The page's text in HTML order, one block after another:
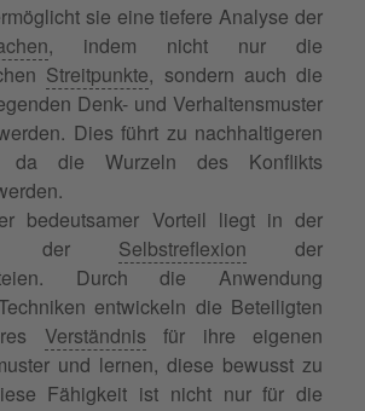
sie eine tiefere Analyse der
, indem nicht nur die
Streitpunkte, sondern auch die
Denk- und Verhaltensmuster
Dies führt zu nachhaltigeren
da die Wurzeln des Konflikts
bedeutsamer Vorteil liegt in der
der Selbstreflexion der
Durch die Anwendung
entwickeln die Beteiligten
Verständnis für ihre eigenen
und lernen, diese bewusst zu
Fähigkeit ist nicht nur für die